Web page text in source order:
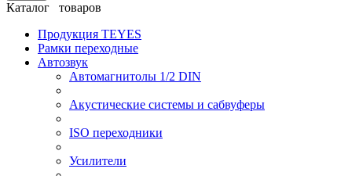
Каталог товаров
Продукция TEYES
Рамки переходные
Автозвук
Автомагнитолы 1/2 DIN
Акустические системы и сабвуферы
ISO переходники
Усилители